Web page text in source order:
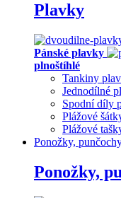
Plavky
Pánské plavky
plnoštíhlé
Tankiny
Jednodílné
Spodní díly
Plážové
Plážové
Ponožky,
Ponožky,